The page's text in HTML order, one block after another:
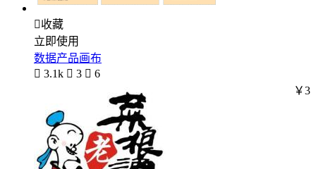
收藏
立即使用
数据产品画布
 3.1k  3  6
￥3